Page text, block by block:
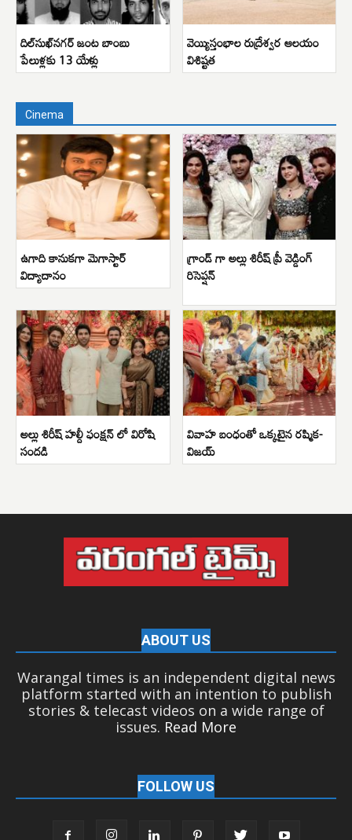
దిల్‌సుఖ్‌నగర్ జంట బాంబు
పేలుళ్లకు 13 యేళ్లు
వెయ్యిస్తంభాల రుద్రేశ్వర ఆలయం
విశిష్టత
Cinema
ఉగాది కానుకగా మెగాస్టార్
విద్యాదానం
గ్రాండ్ గా అల్లు శిరీష్ ప్రీ వెడ్డింగ్
రిసెప్షన్
అల్లు శిరీష్ హల్దీ ఫంక్షన్ లో విరోషి
సందడి
వివాహ బంధంతో ఒక్కటైన రష్మిక-
విజయ్
ABOUT US
Warangal times is an independent digital news
platform started with an intention to publish
stories & telecast videos on a wide range of
issues. Read More
FOLLOW US